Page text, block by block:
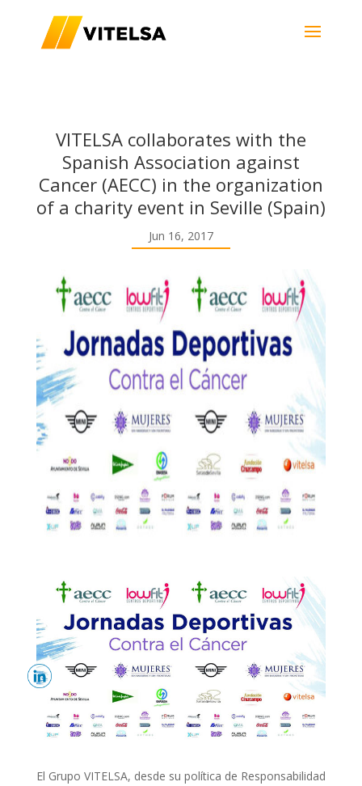
VITELSA collaborates with the
Spanish Association against
Cancer (AECC) in the organization
of a charity event in Seville (Spain)
Jun 16, 2017
El Grupo VITELSA, desde su política de Responsabilidad